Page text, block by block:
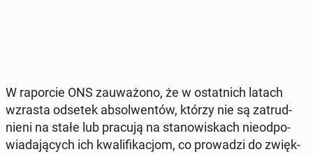
W ra­por­cie ONS za­uwa­żo­no, że w ostat­nich latach
wzrasta odsetek ab­sol­wen­tów, którzy nie są za­trud­
nie­ni na stałe lub pracują na sta­no­wi­skach nie­od­po­
wia­da­ją­cych ich kwa­li­fi­ka­cjom, co pro­wa­dzi do zwięk­